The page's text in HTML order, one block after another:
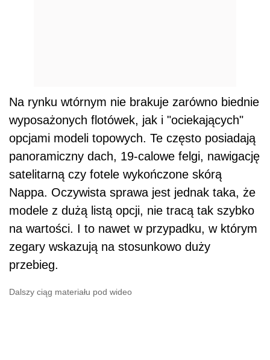
Na rynku wtórnym nie brakuje zarówno biednie
wyposażonych flotówek, jak i "ociekających"
opcjami modeli topowych. Te często posiadają
panoramiczny dach, 19-calowe felgi, nawigację
satelitarną czy fotele wykończone skórą
Nappa. Oczywista sprawa jest jednak taka, że
modele z dużą listą opcji, nie tracą tak szybko
na wartości. I to nawet w przypadku, w którym
zegary wskazują na stosunkowo duży
przebieg.
Dalszy ciąg materiału pod wideo